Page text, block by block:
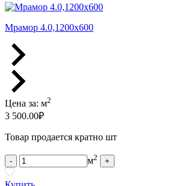
Мрамор 4.0,1200x600
Цена за: м2
3 500.00₽
Товар продается кратно шт
- м2 +